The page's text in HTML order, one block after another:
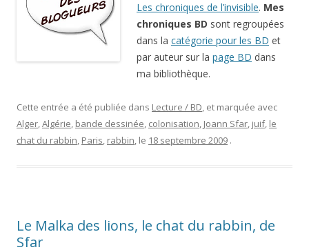
Les chroniques de l’invisible. Mes
chroniques BD sont regroupées
dans la catégorie pour les BD et
par auteur sur la page BD dans
ma bibliothèque.
Cette entrée a été publiée dans Lecture / BD, et marquée avec
Alger,Algérie, bande dessinée, colonisation, Joann Sfar, juif, le
chat du rabbin, Paris, rabbin, le 18 septembre 2009 .
Le Malka des lions, le chat du rabbin, de
Sfar